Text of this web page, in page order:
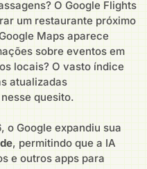
O Google Flights
um restaurante próximo
Maps aparece
sobre eventos em
locais? O vasto índice
atualizadas
quesito.
o Google expandiu sua
, permitindo que a IA
e outros apps para